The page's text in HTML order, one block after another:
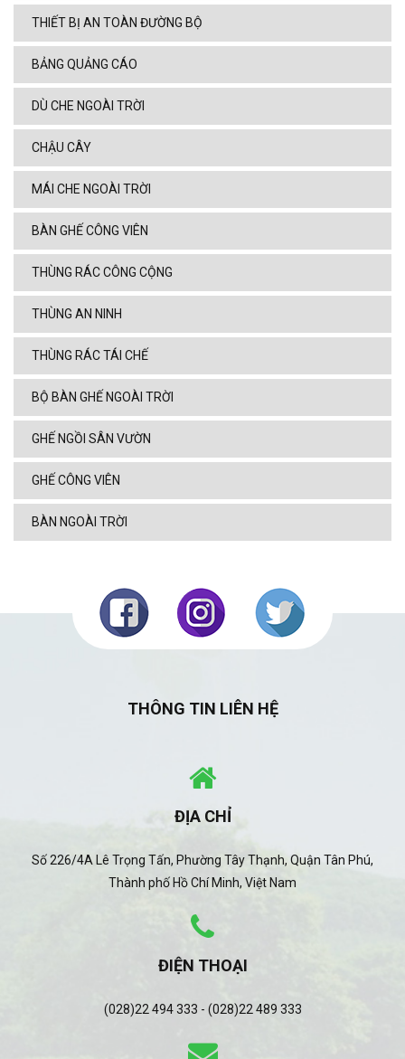
THIẾT BỊ AN TOÀN ĐƯỜNG BỘ
BẢNG QUẢNG CÁO
DÙ CHE NGOÀI TRỜI
CHẬU CÂY
MÁI CHE NGOÀI TRỜI
BÀN GHẾ CÔNG VIÊN
THÙNG RÁC CÔNG CỘNG
THÙNG AN NINH
THÙNG RÁC TÁI CHẾ
BỘ BÀN GHẾ NGOÀI TRỜI
GHẾ NGỒI SÂN VƯỜN
GHẾ CÔNG VIÊN
BÀN NGOÀI TRỜI
THÔNG TIN LIÊN HỆ
ĐỊA CHỈ
Số 226/4A Lê Trọng Tấn, Phường Tây Thạnh, Quận Tân Phú,
Thành phố Hồ Chí Minh, Việt Nam
ĐIỆN THOẠI
(028)22 494 333 - (028)22 489 333